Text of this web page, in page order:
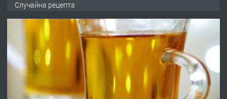
преди 4 дни
ПРЕДЛАГА
№4120 Магазин/Офис под наем в кв.
Любен Каравелов, Хасково-близо до
градската градина!
Случайна рецепта